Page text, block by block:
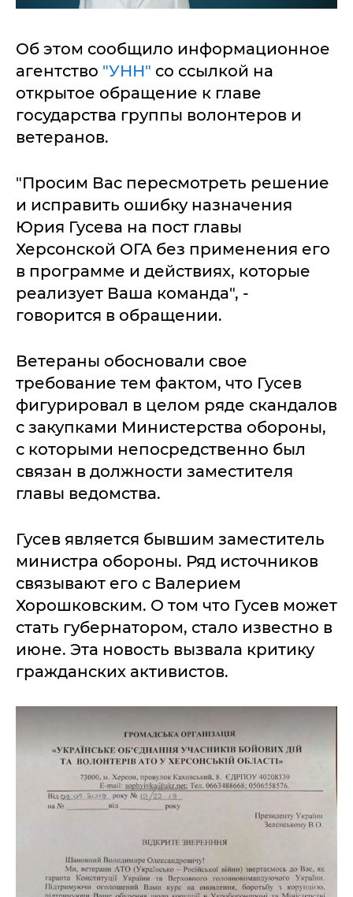
Об этом сообщило информационное
агентство "УНН" со ссылкой на
открытое обращение к главе
государства группы волонтеров и
ветеранов.
"Просим Вас пересмотреть решение
и исправить ошибку назначения
Юрия Гусева на пост главы
Херсонской ОГА без применения его
в программе и действиях, которые
реализует Ваша команда", -
говорится в обращении.
Ветераны обосновали свое
требование тем фактом, что Гусев
фигурировал в целом ряде скандалов
с закупками Министерства обороны,
с которыми непосредственно был
связан в должности заместителя
главы ведомства.
Гусев является бывшим заместитель
министра обороны. Ряд источников
связывают его с Валерием
Хорошковским. О том что Гусев может
стать губернатором, стало известно в
июне. Эта новость вызвала критику
гражданских активистов.